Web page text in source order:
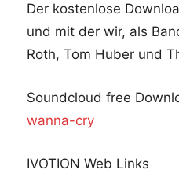
Der kostenlose
und mit der wir, als
Roth, Tom Huber und
Soundcloud free
wanna-cry
IVOTION Web Links